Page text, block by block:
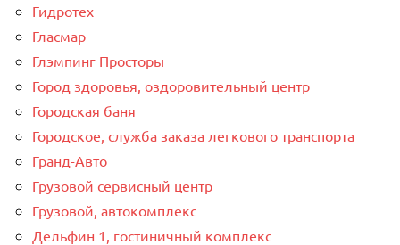
Гидротех
Гласмар
Глэмпинг Просторы
Город здоровья, оздоровительный центр
Городская баня
Городское, служба заказа легкового транспорта
Гранд-Авто
Грузовой сервисный центр
Грузовой, автокомплекс
Дельфин 1, гостиничный комплекс